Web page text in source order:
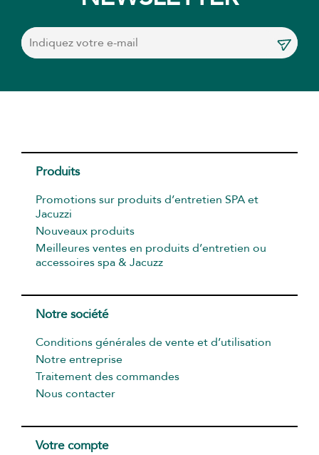
Produits
Promotions sur produits d’entretien SPA et
Jacuzzi
Nouveaux produits
Meilleures ventes en produits d’entretien ou
accessoires spa & Jacuzz
Notre société
Conditions générales de vente et d’utilisation
Notre entreprise
Traitement des commandes
Nous contacter
Votre compte